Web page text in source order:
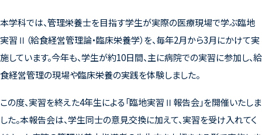
本学科では、管理栄養士を目指す学生が実際の医療現場で学ぶ臨地
実習Ⅱ（給食経営管理論・臨床栄養学）を、毎年2月から3月にかけて実
施しています。今年も、学生が約10日間、主に病院での実習に参加し、給
食経営管理の現場や臨床栄養の実践を体験しました。
この度、実習を終えた4年生による「臨地実習Ⅱ報告会」を開催いたしま
した。本報告会は、学生同士の意見交換に加えて、実習を受け入れてく